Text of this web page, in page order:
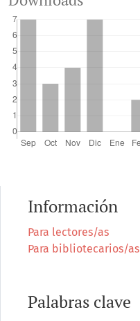
Información
Para lectores/as
Para bibliotecarios/as
Palabras clave